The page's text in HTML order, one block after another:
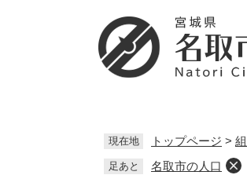
現在地 トップページ >
足あと 名取市の人口